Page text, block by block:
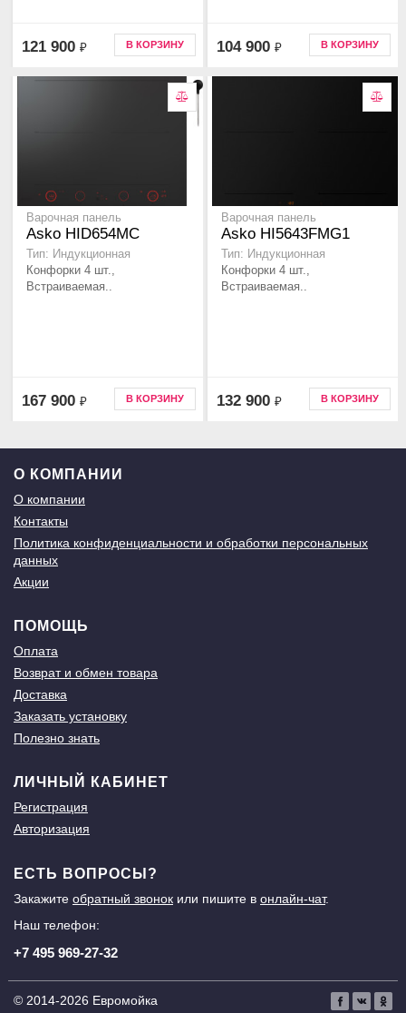
121 900 ₽ В КОРЗИНУ 104 900 ₽ В КОРЗИНУ
Варочная панель
Asko HID654MC
Тип: Индукционная
Конфорки 4 шт.,
Встраиваемая..
167 900 ₽ В КОРЗИНУ
Варочная панель
Asko HI5643FMG1
Тип: Индукционная
Конфорки 4 шт.,
Встраиваемая..
132 900 ₽ В КОРЗИНУ
О КОМПАНИИ
О компании
Контакты
Политика конфиденциальности и обработки персональных
данных
Акции
ПОМОЩЬ
Оплата
Возврат и обмен товара
Доставка
Заказать установку
Полезно знать
ЛИЧНЫЙ КАБИНЕТ
Регистрация
Авторизация
ЕСТЬ ВОПРОСЫ?
Закажите обратный звонок или пишите в онлайн-чат.
Наш телефон:
+7 495 969-27-32
© 2014-2026 Евромойка